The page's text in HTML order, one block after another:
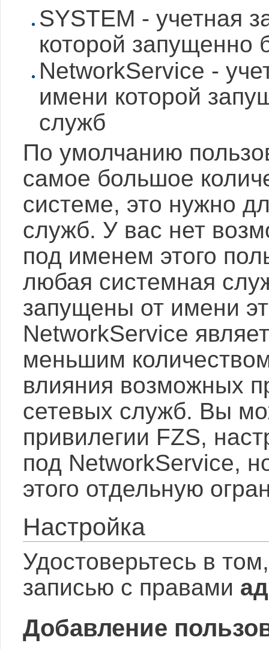
SYSTEM - учетная
которой запущенно
NetworkService -
имени которой
служб
По умолчанию
самое большое
системе, это нужно
служб. У вас нет
под именем этого
любая системная
запущены от имени
NetworkService
меньшим
влияния возможных
сетевых служб. Вы
привилегии FZS,
под NetworkService,
этого отдельную
Настройка
Удостоверьтесь в
записью с правами
Добавление